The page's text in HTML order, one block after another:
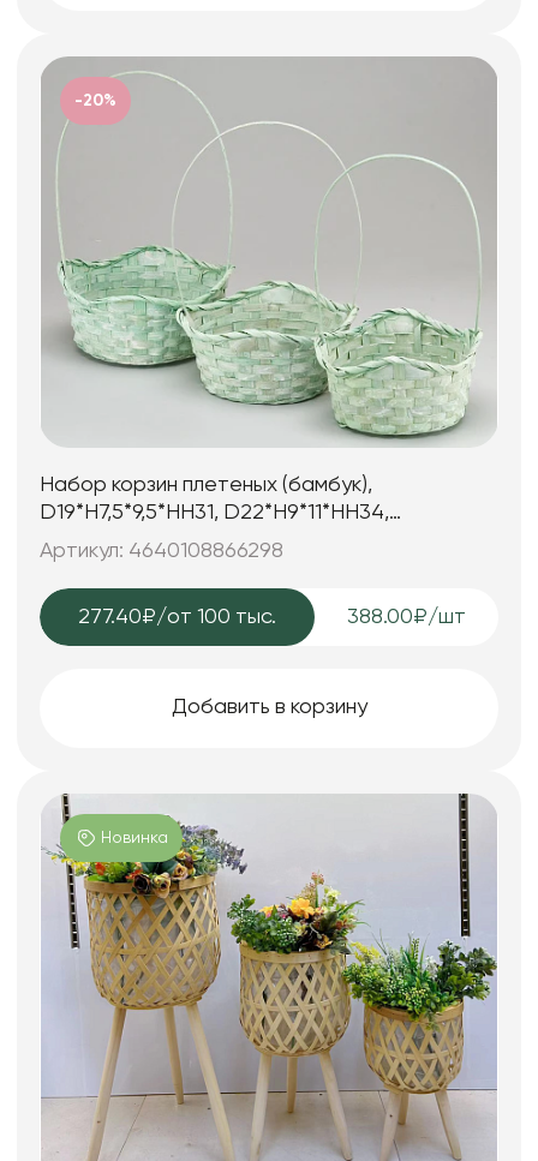
-20%
Набор корзин плетеных (бамбук),
D19*H7,5*9,5*HH31, D22*H9*11*HH34,
D24*H9*11,5*HH35, 3 шт. св.зелен
Артикул: 4640108866298
277.40₽/от 100 тыс. 388.00₽/шт
Добавить в корзину
Новинка